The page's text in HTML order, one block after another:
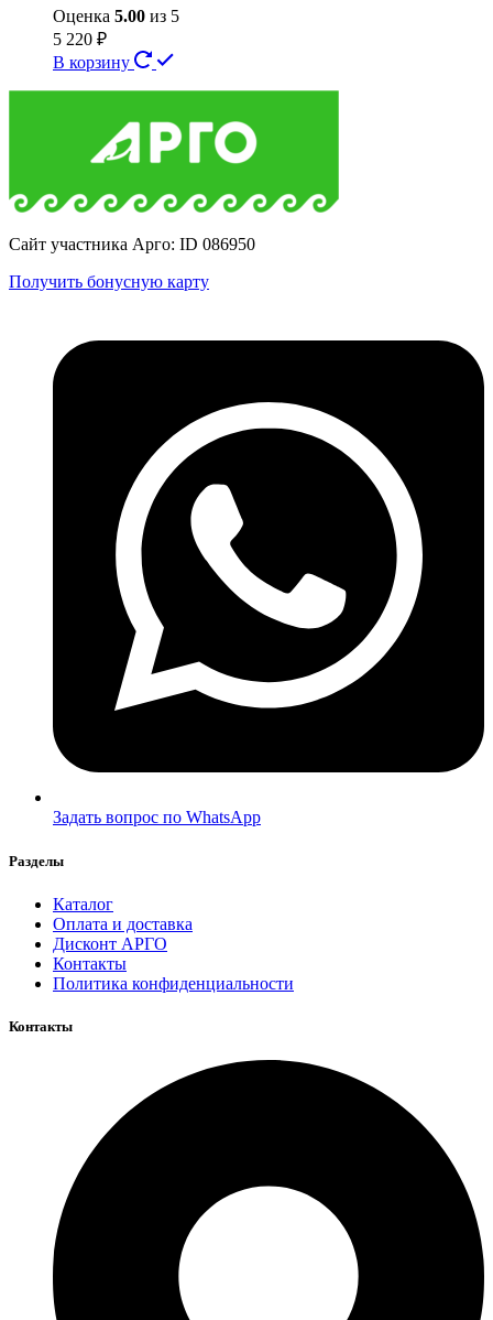
Оценка 5.00 из 5
5 220 ₽
В корзину
Сайт участника Арго: ID 086950
Получить бонусную карту
Задать вопрос по WhatsApp
Разделы
Каталог
Оплата и доставка
Дисконт АРГО
Контакты
Политика конфиденциальности
Контакты